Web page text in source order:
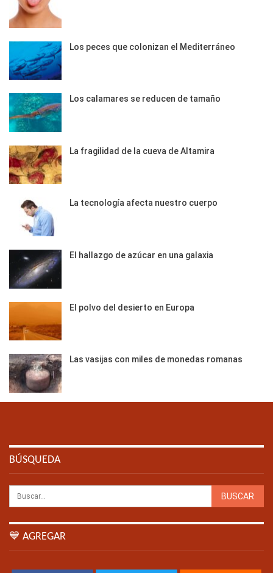
Los peces que colonizan el Mediterráneo
Los calamares se reducen de tamaño
La fragilidad de la cueva de Altamira
La tecnología afecta nuestro cuerpo
El hallazgo de azúcar en una galaxia
El polvo del desierto en Europa
Las vasijas con miles de monedas romanas
BÚSQUEDA
💙 AGREGAR